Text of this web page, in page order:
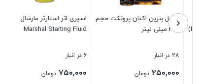
مکمل بنزین اکتان پروتکت حجم
300 میلی لیتر
۲۵۰,۰۰۰ تومان
اسپری اتر استارتر مارشال
Marshal Starting Fluid
۷۵۰,۰۰۰ تومان